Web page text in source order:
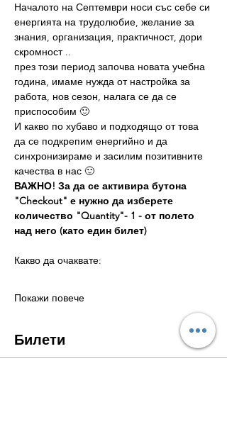
Началото на Септември носи със себе си
енергията на трудолюбие, желание за
знания, организация, практичност, дори
скромност ..
през този период започва новата учебна
година, имаме нужда от настройка за
работа, нов сезон, налага се да се
приспособим 🙂
И какво по хубаво и подходящо от това
да се подкрепим енергийно и да
синхронизираме и засилим позитивните
качества в нас 🙂
ВАЖНО! За да се активира бутона
"Checkout" е нужно да изберете
количество "Quantity"- 1 - от полето
над него (като един билет)
Какво да очаквате:
Покажи повече
Билети